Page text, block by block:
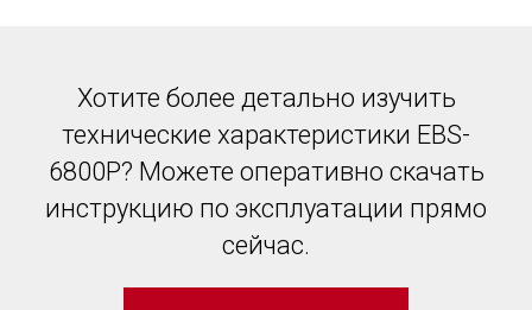
Хотите более детально изучить
технические характеристики EBS-
6800Р? Можете оперативно скачать
инструкцию по эксплуатации прямо
сейчас.